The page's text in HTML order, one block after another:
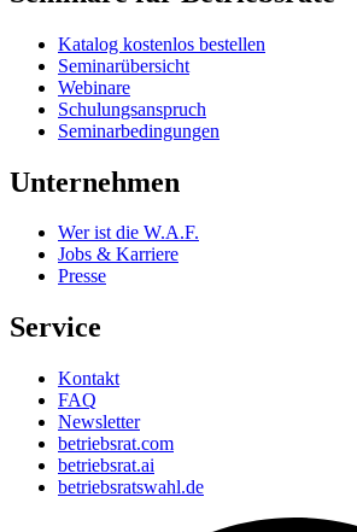
Katalog kostenlos bestellen
Seminarübersicht
Webinare
Schulungsanspruch
Seminarbedingungen
Unternehmen
Wer ist die W.A.F.
Jobs & Karriere
Presse
Service
Kontakt
FAQ
Newsletter
betriebsrat.com
betriebsrat.ai
betriebsratswahl.de